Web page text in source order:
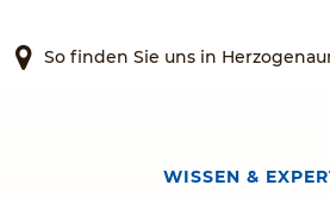
welches nicht nur dabei hilft, die
verbessern, sondern welches
Fortschritte und Ergebnisse.
So finden Sie uns in
WISSEN &